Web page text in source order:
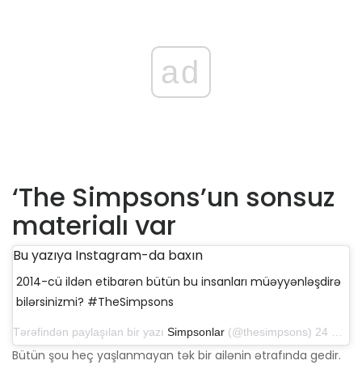
ad
‘The Simpsons’un sonsuz
materialı var
Bu yazıya Instagram-da baxın
2014-cü ildən etibarən bütün bu insanları müəyyənləşdirə
bilərsinizmi? #TheSimpsons
Tərəfindən paylaşılan bir yazı Simpsonlar (@thesimpsons) 24 Fevral 2019 tarixində 9:30 PST
Bütün şou heç yaşlanmayan tək bir ailənin ətrafında gedir.